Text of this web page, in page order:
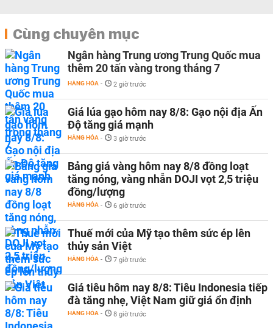
Cùng chuyên mục
Ngân hàng Trung ương Trung Quốc mua
thêm 20 tấn vàng trong tháng 7
HÀNG HÓA - 2 giờ trước
Giá lúa gạo hôm nay 8/8: Gạo nội địa Ấn
Độ tăng giá mạnh
HÀNG HÓA - 3 giờ trước
Bảng giá vàng hôm nay 8/8 đồng loạt
tăng nóng, vàng nhẫn DOJI vọt 2,5 triệu
đồng/lượng
HÀNG HÓA - 6 giờ trước
Thuế mới của Mỹ tạo thêm sức ép lên
thủy sản Việt
HÀNG HÓA - 7 giờ trước
Giá tiêu hôm nay 8/8: Tiêu Indonesia tiếp
đà tăng nhẹ, Việt Nam giữ giá ổn định
HÀNG HÓA - 8 giờ trước